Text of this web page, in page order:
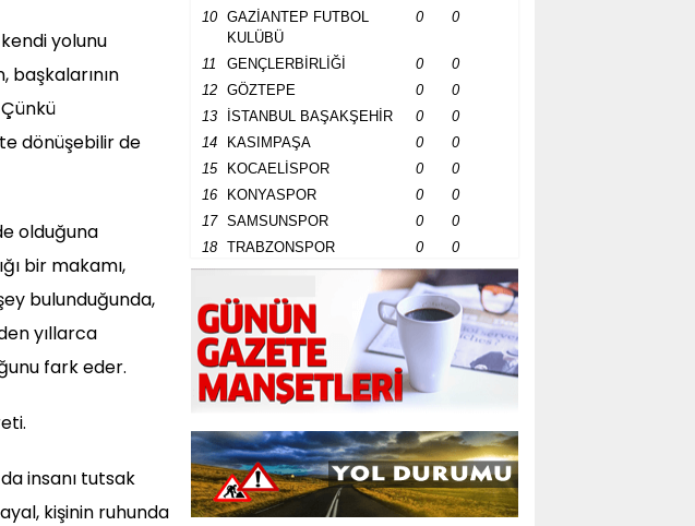
yolunu
başkalarının
dönüşebilir de
olduğuna
bir makamı,
bulunduğunda,
yıllarca
fark eder.
insanı tutsak
kişinin ruhunda
10
GAZİANTEP FUTBOL
KULÜBÜ
0 0
11 GENÇLERBİRLİĞİ 0
0
12
GÖZTEPE 0
0
13
İSTANBUL BAŞAKŞEHİR 0
0
14
KASIMPAŞA 0
0
15
KOCAELİSPOR 0
0
16
KONYASPOR 0
0
17
SAMSUNSPOR 0
0
18
TRABZONSPOR 0 0